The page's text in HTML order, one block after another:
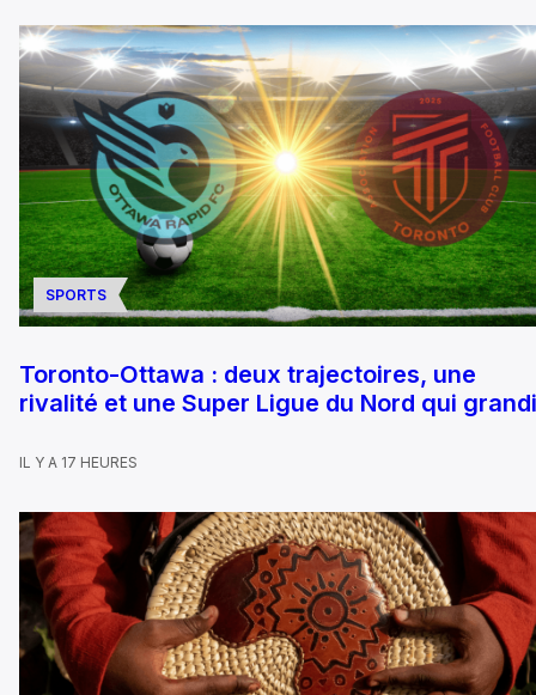
SPORTS
Toronto-Ottawa : deux trajectoires, une
rivalité et une Super Ligue du Nord qui
IL Y A 17 HEURES